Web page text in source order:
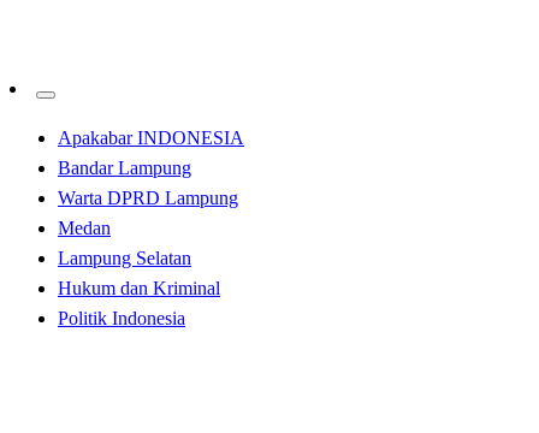
Apakabar INDONESIA
Bandar Lampung
Warta DPRD Lampung
Medan
Lampung Selatan
Hukum dan Kriminal
Politik Indonesia